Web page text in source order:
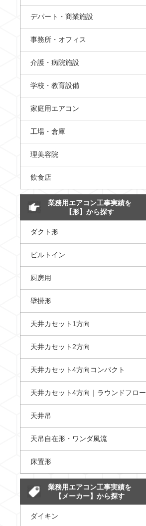
デパート・商業施設
事務所・オフィス
介護・病院施設
学校・教育設備
家庭用エアコン
工場・倉庫
理美容院
飲食店
業務用エアコン工事実績を
【形】から探す
ダクト形
ビルトイン
厨房用
壁掛形
天井カセット1方向
天井カセット2方向
天井カセット4方向コンパクト
天井カセット4方向｜ラウンドフロー
天井吊
天吊自在形・ワンダ風流
床置形
業務用エアコン工事実績を
【メーカー】から探す
ダイキン